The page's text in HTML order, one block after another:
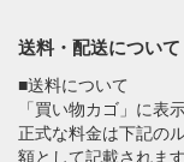
送料・配送について
■送料について
「買い物カゴ」に表
正式な料金は下記の
額として記載されます